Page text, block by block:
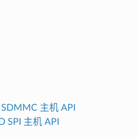
SDMMC 主机 API
SPI 主机 API